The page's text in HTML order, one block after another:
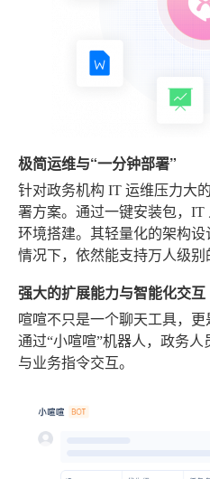
极简运维与“一分钟部署”
针对政务机构 IT 运维压力大
署方案。通过一键安装包，
环境搭建。其轻量化的架构
情况下，依然能支持万人级别
强大的扩展能力与智能化交互
喧喧不只是一个聊天工具，更
通过“小喧喧”机器人，政务
与业务指令交互。